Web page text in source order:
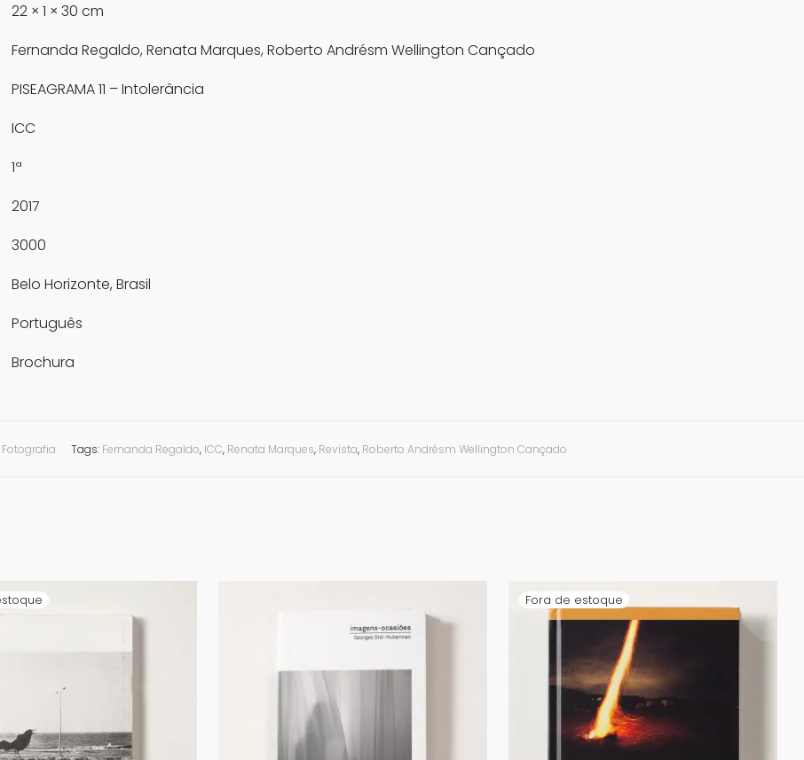
22 × 1 × 30 cm
Fernanda Regaldo, Renata Marques, Roberto Andrésm Wellington Cançado
PISEAGRAMA 11 – Intolerância
ICC
1ª
2017
3000
Belo Horizonte, Brasil
Português
Brochura
Fotografia Tags: Fernanda Regaldo, ICC, Renata Marques, Revista, Roberto Andrésm Wellington Cançado